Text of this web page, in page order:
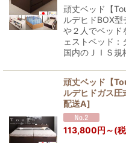
頑丈ベッド【
ルデヒドBOX
や２人でベッド
ェストベッド
国内のＪＩＳ規
頑丈ベッド【
ルデヒドガス圧
配送A]
113,800円 ～(